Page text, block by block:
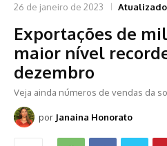
26 de janeiro de 2023
Exportações de
maior nível
dezembro
Veja ainda números de vendas da
por Janaina Honorato